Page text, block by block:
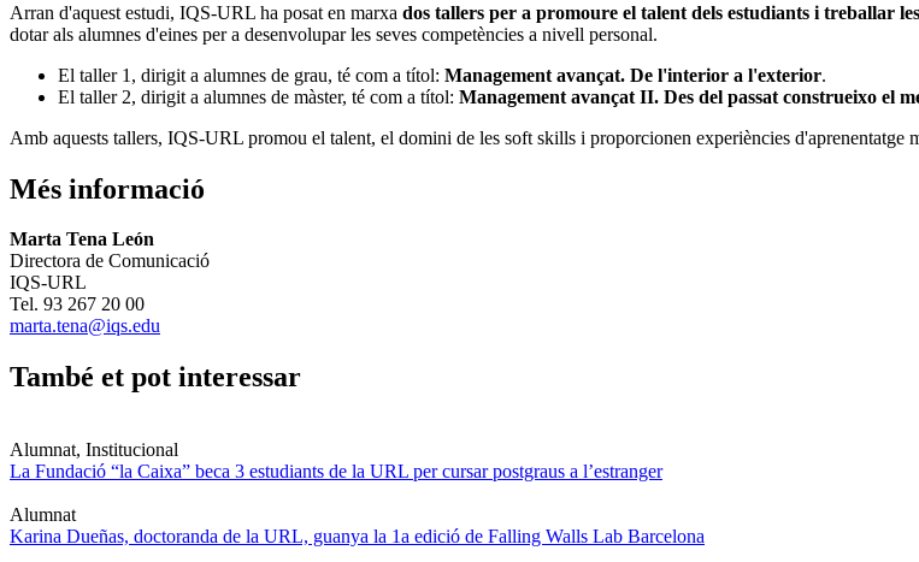
Arran d'aquest estudi, IQS-URL ha posat en marxa dos tallers per a promoure el talent dels estudiants i treballar
dotar als alumnes d'eines per a desenvolupar les seves competències a nivell personal.
El taller 1, dirigit a alumnes de grau, té com a títol: Management avançat. De l'interior a l'exterior.
El taller 2, dirigit a alumnes de màster, té com a títol: Management avançat II. Des del passat construeixo el
Amb aquests tallers, IQS-URL promou el talent, el domini de les soft skills i proporcionen experiències d'aprenentatge
Més informació
Marta Tena León
Directora de Comunicació
IQS-URL
Tel. 93 267 20 00
marta.tena@iqs.edu
També et pot interessar
Alumnat, Institucional
La Fundació “la Caixa” beca 3 estudiants de la URL per cursar postgraus a l’estranger
Alumnat
Karina Dueñas, doctoranda de la URL, guanya la 1a edició de Falling Walls Lab Barcelona